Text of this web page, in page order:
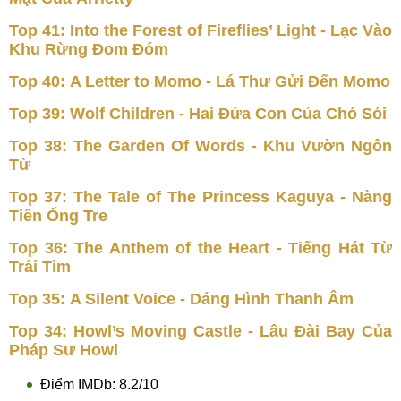
Top 41: Into the Forest of Fireflies’ Light - Lạc Vào
Khu Rừng Đom Đóm
Top 40: A Letter to Momo - Lá Thư Gửi Đến Momo
Top 39: Wolf Children - Hai Đứa Con Của Chó Sói
Top 38: The Garden Of Words - Khu Vườn Ngôn
Từ
Top 37: The Tale of The Princess Kaguya - Nàng
Tiên Ống Tre
Top 36: The Anthem of the Heart - Tiếng Hát Từ
Trái Tim
Top 35: A Silent Voice - Dáng Hình Thanh Âm
Top 34: Howl’s Moving Castle - Lâu Đài Bay Của
Pháp Sư Howl
Điểm IMDb: 8.2/10